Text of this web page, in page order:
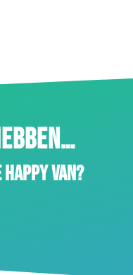
van?